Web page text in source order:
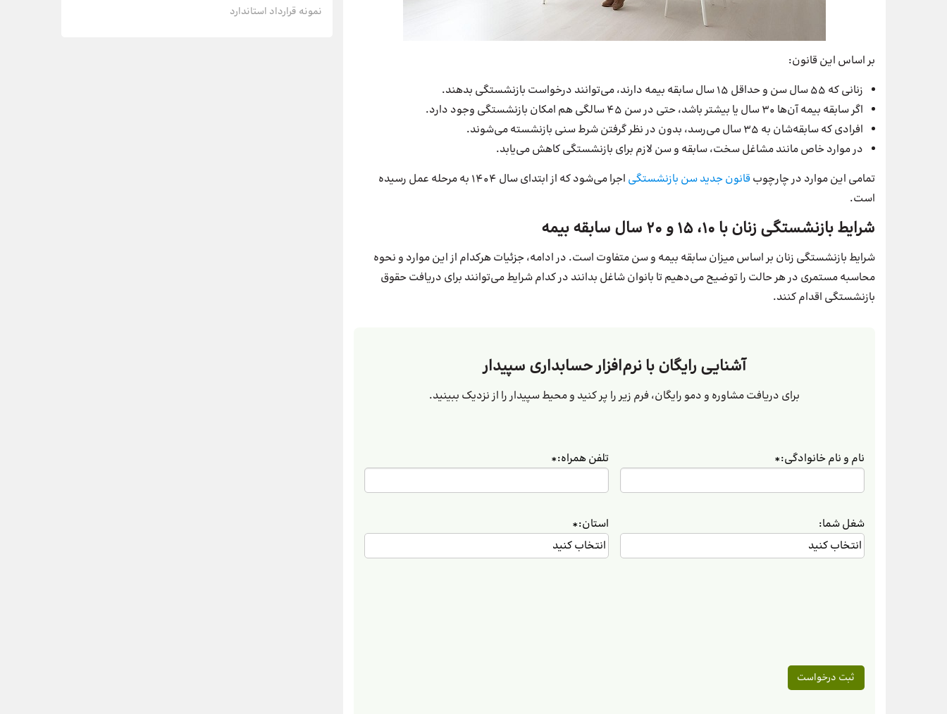
بر اساس این قانون:
زنانی که ۵۵ سال سن و حداقل ۱۵ سال سابقه بیمه دارند، می‌توانند درخواست بازنشستگی بدهند.
اگر سابقه بیمه آن‌ها ۳۰ سال یا بیشتر باشد، حتی در سن ۴۵ سالگی هم امکان بازنشستگی وجود دارد.
افرادی که سابقه‌شان به ۳۵ سال می‌رسد، بدون در نظر گرفتن شرط سنی بازنشسته می‌شوند.
در موارد خاص مانند مشاغل سخت، سابقه و سن لازم برای بازنشستگی کاهش می‌یابد.
تمامی این موارد در چارچوب قانونجدیدسن بازنشستگی
اجرا می‌شود که از ابتدای سال ۱۴۰۴ به مرحله عمل رسیده
است.
شرایط بازنشستگی زنان با ۱۰، ۱۵ و ۲۰ سال سابقه بیمه
شرایط بازنشستگی زنان بر اساس میزان سابقه بیمه و سن متفاوت است. در ادامه، جزئیات هرکدام از این موارد و نحوه
محاسبه مستمری در هر حالت را توضیح می‌دهیم تا بانوان شاغل بدانند در کدام شرایط می‌توانند برای دریافت حقوق
بازنشستگی اقدام کنند.
آشنایی رایگان با نرم‌افزار حسابداری سپیدار
برای دریافت مشاوره و دمو رایگان، فرم زیر را پر کنید و محیط سپیدار را از نزدیک ببینید.
نام و نام خانوادگی:* تلفن همراه:*
شغل شما: استان:*
نمونه قرارداد استاندارد